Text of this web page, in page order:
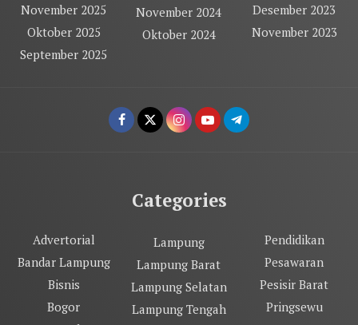
November 2025
Oktober 2025
September 2025
November 2024
Oktober 2024
Desember 2023
November 2023
Categories
Advertorial
Bandar Lampung
Bisnis
Bogor
Lampung
Lampung Barat
Lampung Selatan
Lampung Tengah
Pendidikan
Pesawaran
Pesisir Barat
Pringsewu